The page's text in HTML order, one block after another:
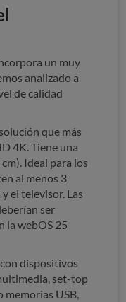
un muy
analizado a
de calidad
que más
4K. Tiene una
Ideal para los
al menos 3
el televisor. Las
ser
la webOS 25
dispositivos
set-top
memorias USB,